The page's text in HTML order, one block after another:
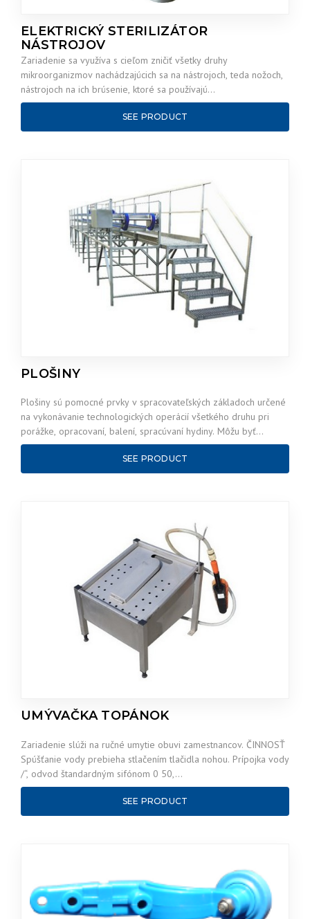
ELEKTRICKÝ STERILIZÁTOR
NÁSTROJOV
Zariadenie sa využíva s cieľom zničiť všetky druhy
mikroorganizmov nachádzajúcich sa na nástrojoch, teda nožoch,
nástrojoch na ich brúsenie, ktoré sa používajú…
SEE PRODUCT
PLOŠINY
Plošiny sú pomocné prvky v spracovateľských základoch určené
na vykonávanie technologických operácií všetkého druhu pri
porážke, opracovaní, balení, spracúvaní hydiny. Môžu byť…
SEE PRODUCT
UMÝVAČKA TOPÁNOK
Zariadenie slúži na ručné umytie obuvi zamestnancov. ČINNOSŤ
Spúšťanie vody prebieha stlačením tlačidla nohou. Prípojka vody
/“, odvod štandardným sifónom 0 50,…
SEE PRODUCT